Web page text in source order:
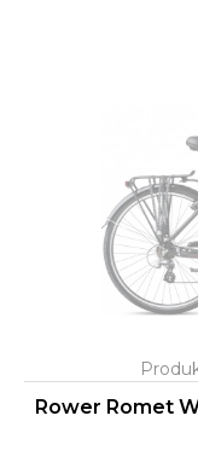
Rower Romet